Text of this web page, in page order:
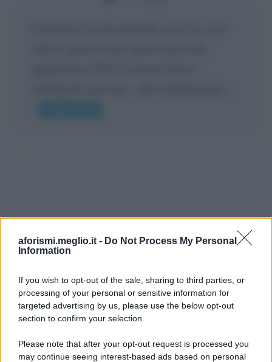
aforismi.meglio.it - Do Not Process My Personal
Information
If you wish to opt-out of the sale, sharing to third parties, or
processing of your personal or sensitive information for
targeted advertising by us, please use the below opt-out
section to confirm your selection.
Please note that after your opt-out request is processed you
may continue seeing interest-based ads based on personal
Ricevi LE FRASI PIÙ BELLE via e-mail
E-mail